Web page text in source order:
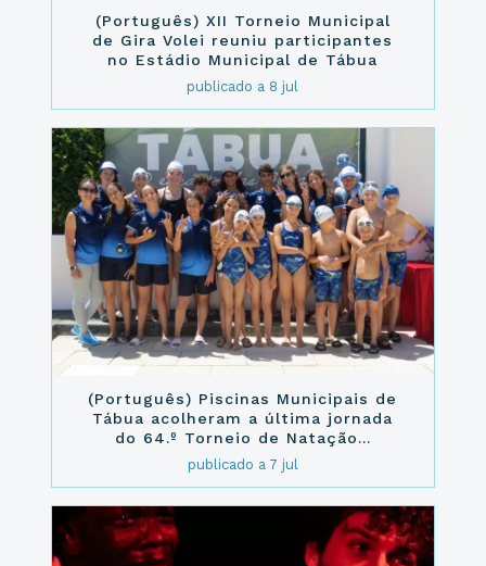
(Português) XII Torneio Municipal
de Gira Volei reuniu participantes
no Estádio Municipal de Tábua
publicado a 8 jul
(Português) Piscinas Municipais de
Tábua acolheram a última jornada
do 64.º Torneio de Natação...
publicado a 7 jul